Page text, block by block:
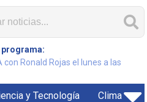
con Ronald Rojas el lunes a las
y Tecnología Clima